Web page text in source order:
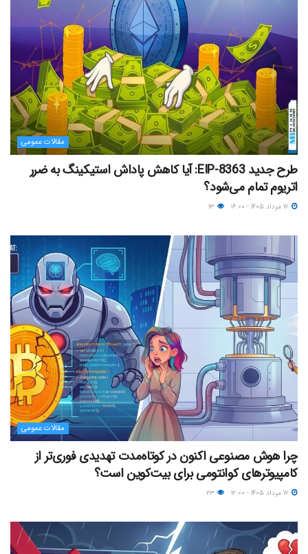
مقالات عمومی
طرح جدید EIP-8363: آیا کاهش پاداش استیکینگ به ضرر
اتریوم تمام می‌شود؟
مقالات عمومی
چرا هوش مصنوعی اکنون در کوتاه‌مدت تهدیدی فوری‌تر از
کامپیوترهای کوانتومی برای بیت‌کوین است؟